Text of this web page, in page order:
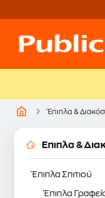
Έπιπλα &
Έπιπλα &
Έπιπλα Σπιτιού
Έπιπλα